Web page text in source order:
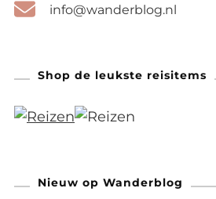
info@wanderblog.nl
Shop de leukste reisitems
Nieuw op Wanderblog